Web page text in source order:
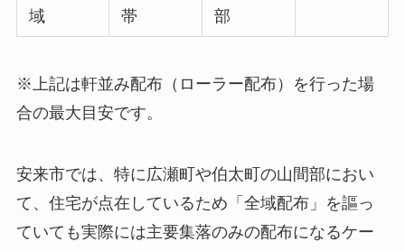
域
帯
部
※上記は軒並み配布（ローラー配布）を行った場
合の最大目安です。
安来市では、特に広瀬町や伯太町の山間部におい
て、住宅が点在しているため「全域配布」を謳っ
ていても実際には主要集落のみの配布になるケー